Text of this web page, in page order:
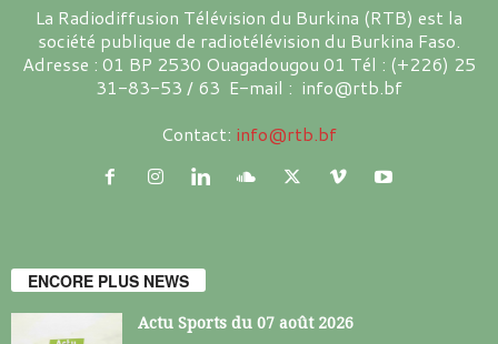
La Radiodiffusion Télévision du Burkina (RTB) est la
société publique de radiotélévision du Burkina Faso.
Adresse : 01 BP 2530 Ouagadougou 01 Tél : (+226) 25
31-83-53 / 63 E-mail : info@rtb.bf
Contact: info@rtb.bf
ENCORE PLUS NEWS
Actu Sports du 07 août 2026